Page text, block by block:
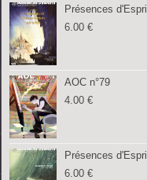
Présences
6.00€
AOC n°79
4.00€
Présences
6.00€